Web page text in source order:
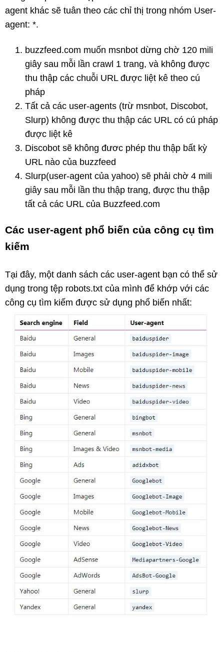
agent khác sẽ tuân theo các chỉ thị trong nhóm User-
agent: *.
buzzfeed.com muốn msnbot dừng chờ 120 mili
giây sau mỗi lần crawl 1 trang, và không được
thu thập các chuỗi URL được liệt kê theo cú
pháp
Tất cả các user-agents (trừ msnbot, Discobot,
Slurp) không được thu thập các URL có cú pháp
được liệt kê
Discobot sẽ không đươc phép thu thập bất kỳ
URL nào của buzzfeed
Slurp(user-agent của yahoo) sẽ phải chờ 4 mili
giây sau mỗi lần thu thập trang, được thu thập
tất cả các URL của Buzzfeed.com
Các user-agent phổ biến của công cụ tìm
kiếm
Tại đây, một danh sách các user-agent bạn có thể sử
dụng trong tệp robots.txt của mình để khớp với các
công cụ tìm kiếm được sử dụng phổ biến nhất: